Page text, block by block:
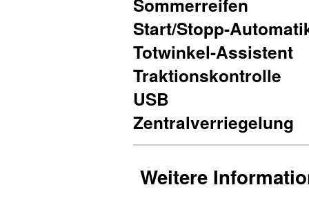
Start/Stopp-
Totwinkel-Assistent
Traktionskontrolle
USB
Zentralverriegelung
Weitere